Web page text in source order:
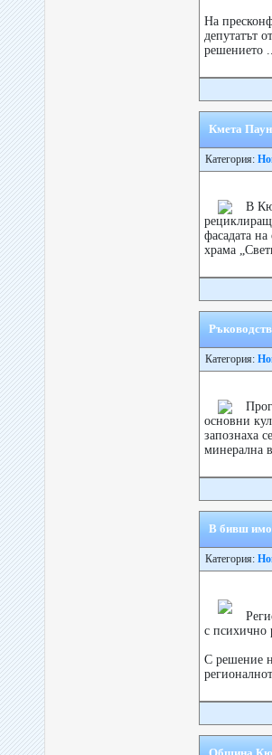
На
депутатът
решението
Кмета
Категория:
В
фасадата
храма
Категория:
основни
запознаха
минерална
В бивш
Категория:
с психично
С решение